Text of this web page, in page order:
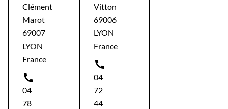
Clément
Marot
69007
LYON
France

04
78
Vitton
69006
LYON
France

04
72
44